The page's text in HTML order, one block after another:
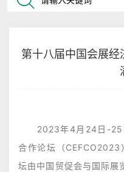
第十八届中国会展经
2023年4月24日-25
合作论坛（CEFCO2023
坛由中国贸促会与国际展